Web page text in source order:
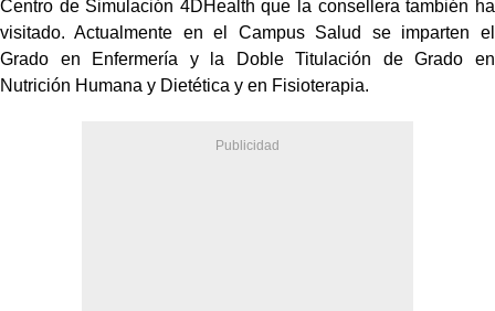
Centro de Simulación 4DHealth que la consellera también ha
visitado. Actualmente en el Campus Salud se imparten el
Grado en Enfermería y la Doble Titulación de Grado en
Nutrición Humana y Dietética y en Fisioterapia.